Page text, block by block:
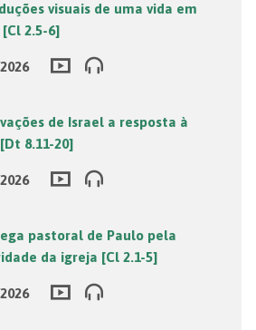
visuais de uma vida em
2.5-6]
de Israel a resposta à
8.11-20]
pastoral de Paulo pela
da igreja [Cl 2.1-5]